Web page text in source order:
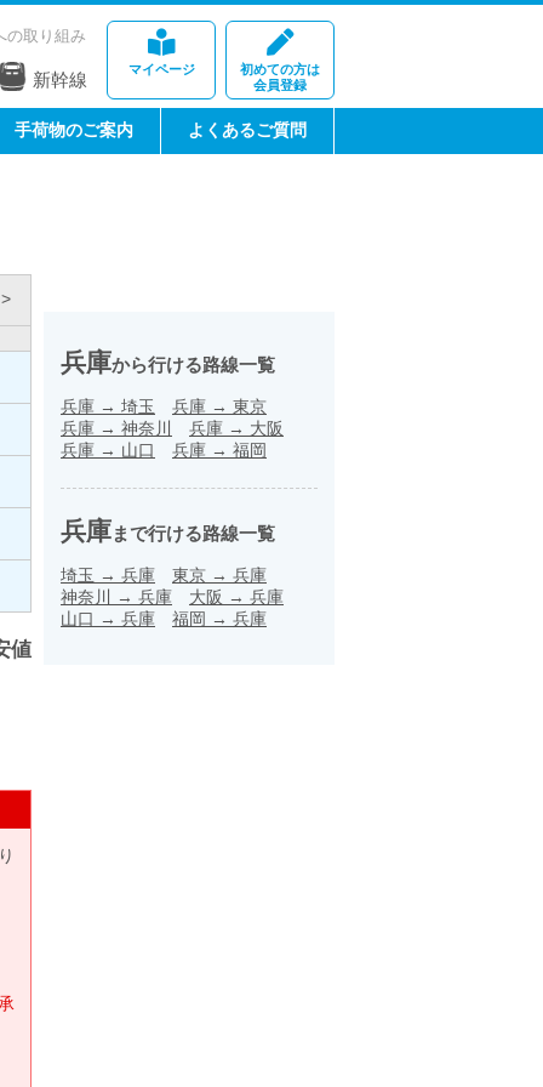
マイページ
初めての方は
会員登録
の取り組み
新幹線
手荷物のご案内 よくあるご質問
値
兵庫から行ける路線一覧
兵庫 → 埼玉 兵庫 → 東京
兵庫 → 神奈川 兵庫 → 大阪
兵庫 → 山口 兵庫 → 福岡
兵庫まで行ける路線一覧
埼玉 → 兵庫 東京 → 兵庫
神奈川
→ 兵庫 大阪 → 兵庫
山口 → 兵庫 福岡 → 兵庫